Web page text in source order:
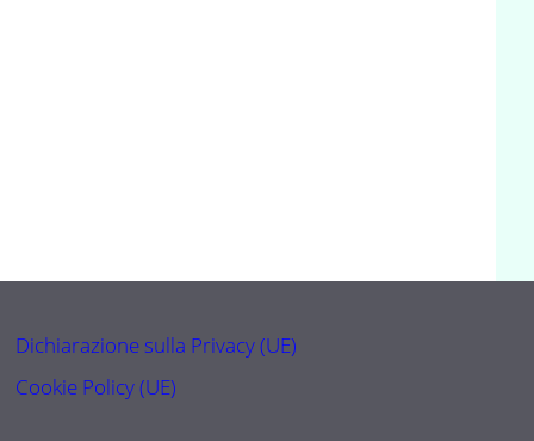
Dichiarazione sulla Privacy (UE)
Cookie Policy (UE)